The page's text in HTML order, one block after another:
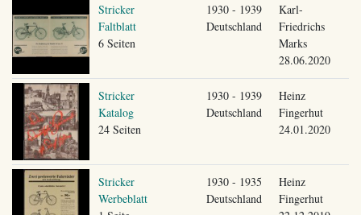
Stricker
Faltblatt
6 Seiten
1930 - 1939
Deutschland
Karl-
Friedrichs
Marks
28.06.2020
Stricker
Katalog
24 Seiten
1930 - 1939
Deutschland
Heinz
Fingerhut
24.01.2020
Stricker
Werbeblatt
1930 - 1935
Deutschland
Heinz
Fingerhut